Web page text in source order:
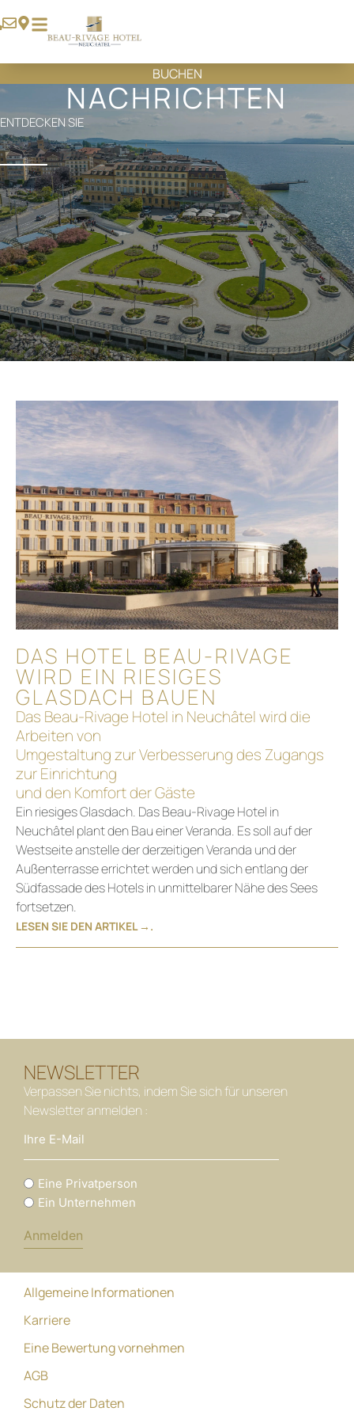
BUCHEN
NACHRICHTEN
ENTDECKEN SIE
DAS HOTEL BEAU-RIVAGE
WIRD EIN RIESIGES
GLASDACH BAUEN
Das Beau-Rivage Hotel in Neuchâtel wird die
Arbeiten von
Umgestaltung zur Verbesserung des Zugangs
zur Einrichtung
und den Komfort der Gäste
Ein riesiges Glasdach. Das Beau-Rivage Hotel in
Neuchâtel plant den Bau einer Veranda. Es soll auf der
Westseite anstelle der derzeitigen Veranda und der
Außenterrasse errichtet werden und sich entlang der
Südfassade des Hotels in unmittelbarer Nähe des Sees
fortsetzen.
LESEN SIE DEN ARTIKEL →.
NEWSLETTER
Verpassen Sie nichts, indem Sie sich für unseren
Newsletter anmelden :
Sie
sind
Eine Privatperson
Ein Unternehmen
Allgemeine Informationen
Karriere
Eine Bewertung vornehmen
AGB
Schutz der Daten